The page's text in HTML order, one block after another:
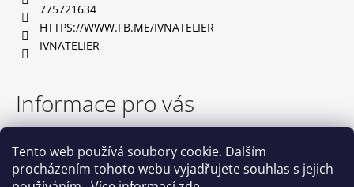
Tento web používá soubory cookie. Dalším
procházením tohoto webu vyjadřujete souhlas s jejich
775721634
HTTPS://WWW.FB.ME/IVNATELIER
IVNATELIER
Informace pro vás
TABULKA VELIKOSTÍ
OBCHODNÍ PODMÍNKY
PODMÍNKY OCHRANY OSOBNÍCH ÚDAJŮ